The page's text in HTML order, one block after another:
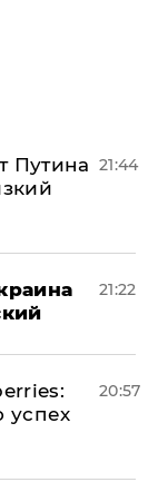
Путина 21:44
21:22
успех
20:57